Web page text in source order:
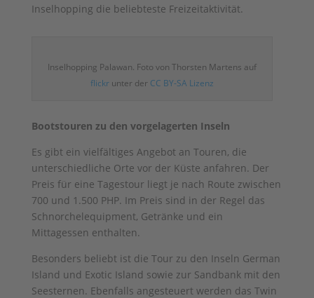
Inselhopping die beliebteste Freizeitaktivität.
Inselhopping Palawan. Foto von Thorsten Martens auf
flickrunter der CC BY-SA Lizenz
Bootstouren zu den vorgelagerten Inseln
Es gibt ein vielfältiges Angebot an Touren, die
unterschiedliche Orte vor der Küste anfahren. Der
Preis für eine Tagestour liegt je nach Route zwischen
700 und 1.500 PHP. Im Preis sind in der Regel das
Schnorchelequipment, Getränke und ein
Mittagessen enthalten.
Besonders beliebt ist die Tour zu den Inseln German
Island und Exotic Island sowie zur Sandbank mit den
Seesternen. Ebenfalls angesteuert werden das Twin